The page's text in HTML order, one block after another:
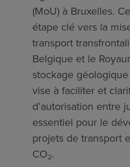
(MoU) à Bruxelles.
étape clé vers la
transport
Belgique et le
stockage
vise à faciliter et
d’autorisation entre
essentiel pour le
projets de transport
CO₂.